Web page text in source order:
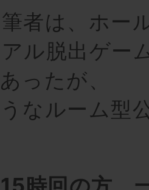
者は、ホー
ル脱出ゲー
ったが、
なルーム型